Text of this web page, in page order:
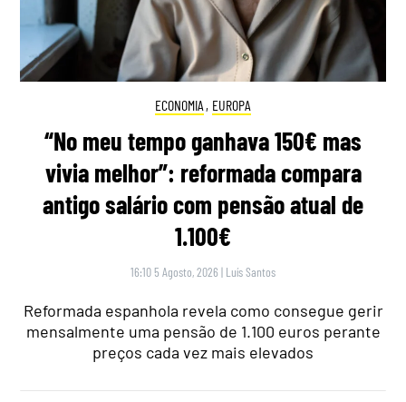
ECONOMIA , EUROPA
“No meu tempo ganhava 150€ mas
vivia melhor”: reformada compara
antigo salário com pensão atual de
1.100€
16:10 5 Agosto, 2026 | Luís Santos
Reformada espanhola revela como consegue gerir
mensalmente uma pensão de 1.100 euros perante
preços cada vez mais elevados